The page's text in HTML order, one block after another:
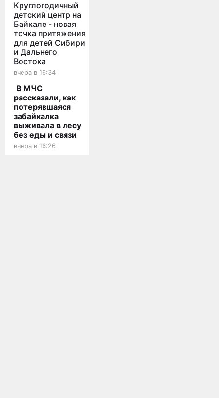
Круглогодичный
детский центр на
Байкале - новая
точка притяжения
для детей Сибири
и Дальнего
Востока
вчера в 16:34
В МЧС
рассказали, как
потерявшаяся
забайкалка
выживала в лесу
без еды и связи
вчера в 16:26